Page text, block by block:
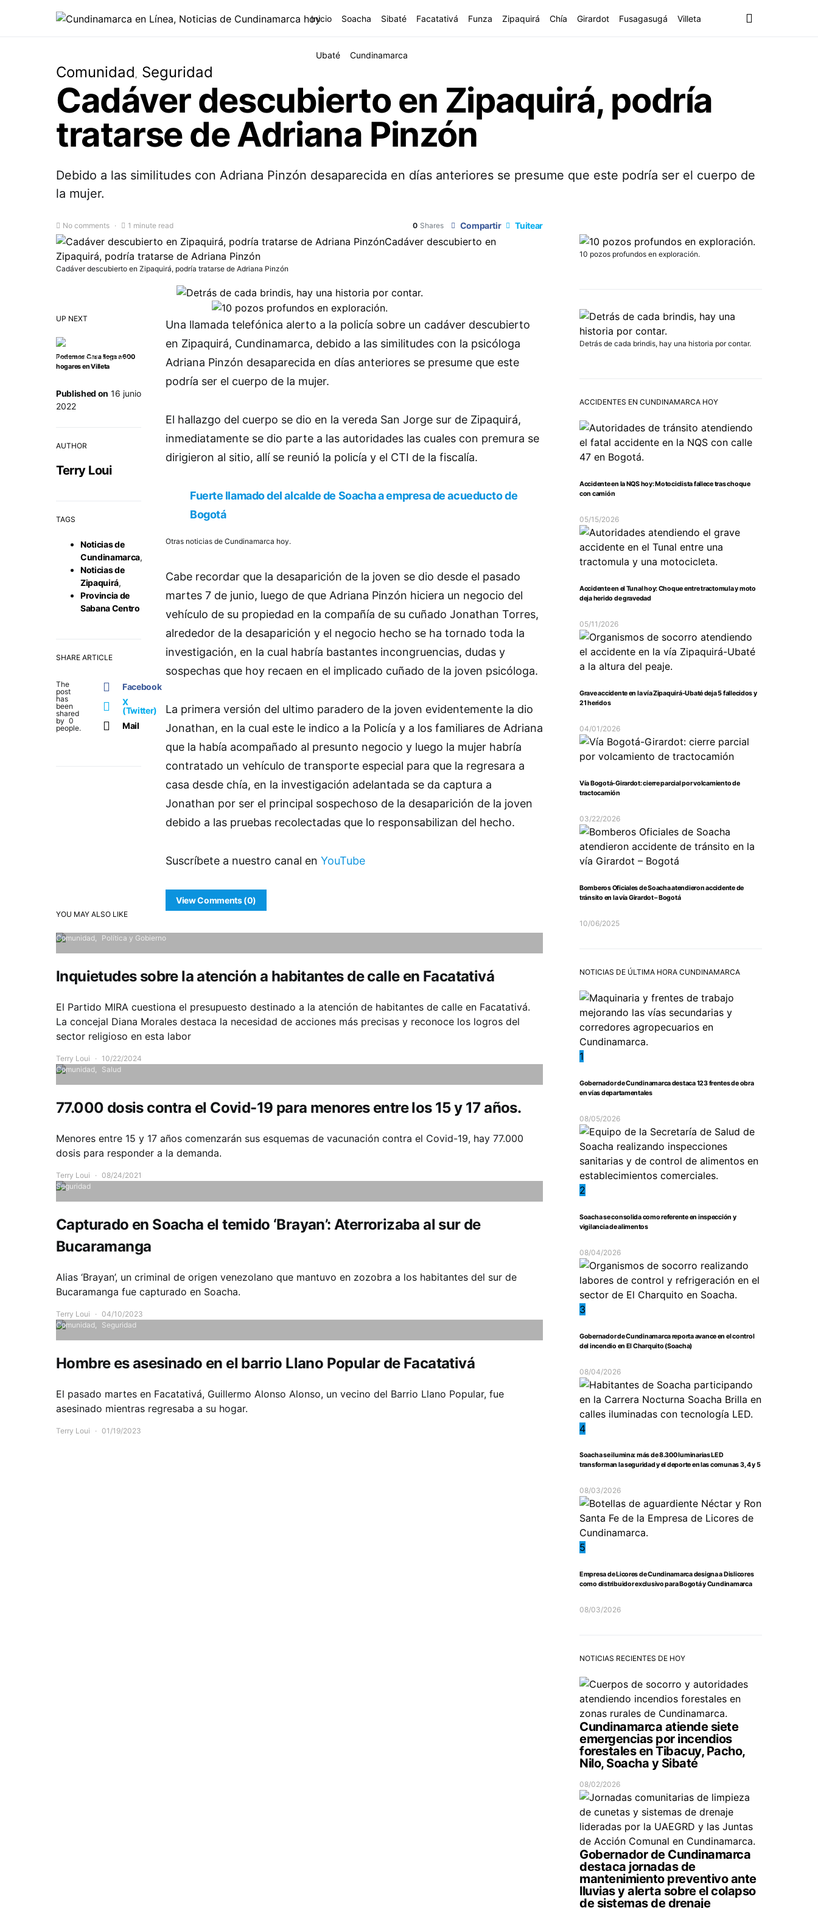
Inicio Soacha Sibaté Facatativá Funza Zipaquirá Chía Girardot Fusagasugá Villeta
Ubaté Cundinamarca
Comunidad Seguridad
Cadáver descubierto en Zipaquirá, podría
tratarse de Adriana Pinzón
Debido a las similitudes con Adriana Pinzón desaparecida en días anteriores se presume que este podría ser el cuerpo de
la mujer.
No comments 1 minute read 0 Shares Compartir Tuitear
Cadáver descubierto en Zipaquirá, podría tratarse de Adriana Pinzón
UP NEXT
Podemos Casa llega a 600
hogares en Villeta
Published on 16 junio
2022
AUTHOR
Terry Loui
TAGS
Noticias de
Cundinamarca,
Noticias de
Zipaquirá,
Provincia de
Sabana Centro
SHARE ARTICLE
The
post
has
been
shared
by 0
people.
Facebook
X
(Twitter)
Mail
Una llamada telefónica alerto a la policía sobre un cadáver descubierto
en Zipaquirá, Cundinamarca, debido a las similitudes con la psicóloga
Adriana Pinzón desaparecida en días anteriores se presume que este
podría ser el cuerpo de la mujer.
El hallazgo del cuerpo se dio en la vereda San Jorge sur de Zipaquirá,
inmediatamente se dio parte a las autoridades las cuales con premura se
dirigieron al sitio, allí se reunió la policía y el CTI de la fiscalía.
Fuerte llamado del alcalde de Soacha a empresa de acueducto de
Bogotá
Otras noticias de Cundinamarca hoy.
Cabe recordar que la desaparición de la joven se dio desde el pasado
martes 7 de junio, luego de que Adriana Pinzón hiciera un negocio del
vehículo de su propiedad en la compañía de su cuñado Jonathan Torres,
alrededor de la desaparición y el negocio hecho se ha tornado toda la
investigación, en la cual habría bastantes incongruencias, dudas y
sospechas que hoy recaen en el implicado cuñado de la joven psicóloga.
La primera versión del ultimo paradero de la joven evidentemente la dio
Jonathan, en la cual este le indico a la Policía y a los familiares de Adriana
que la había acompañado al presunto negocio y luego la mujer habría
contratado un vehículo de transporte especial para que la regresara a
casa desde chía, en la investigación adelantada se da captura a
Jonathan por ser el principal sospechoso de la desaparición de la joven
debido a las pruebas recolectadas que lo responsabilizan del hecho.
Suscríbete a nuestro canal en YouTube
View Comments (0)
YOU MAY ALSO LIKE
Comunidad Política y Gobierno
Inquietudes sobre la atención a habitantes de calle en Facatativá
El Partido MIRA cuestiona el presupuesto destinado a la atención de habitantes de calle en Facatativá.
La concejal Diana Morales destaca la necesidad de acciones más precisas y reconoce los logros del
sector religioso en esta labor
Terry Loui
10/22/2024
Comunidad
Salud
77.000 dosis contra el Covid-19 para menores entre los 15 y 17 años.
Menores entre 15 y 17 años comenzarán sus esquemas de vacunación contra el Covid-19, hay 77.000
dosis para responder a la demanda.
Terry Loui
08/24/2021
Seguridad
Capturado en Soacha el temido ‘Brayan’: Aterrorizaba al sur de
Bucaramanga
Alias ‘Brayan’, un criminal de origen venezolano que mantuvo en zozobra a los habitantes del sur de
Bucaramanga fue capturado en Soacha.
Terry Loui
04/10/2023
Comunidad
Seguridad
Hombre es asesinado en el barrio Llano Popular de Facatativá
El pasado martes en Facatativá, Guillermo Alonso Alonso, un vecino del Barrio Llano Popular, fue
asesinado mientras regresaba a su hogar.
Terry Loui 01/19/2023
10 pozos profundos en exploración.
Detrás de cada brindis, hay una historia por contar.
ACCIDENTES EN CUNDINAMARCA HOY
Accidente en la NQS hoy: Motociclista fallece tras choque
con camión
05/15/2026
Accidente en el Tunal hoy: Choque entre tractomula y moto
deja herido de gravedad
05/11/2026
Grave accidente en la vía Zipaquirá-Ubaté deja 5 fallecidos y
21 heridos
04/01/2026
Vía Bogotá-Girardot: cierre parcial por volcamiento de
tractocamión
03/22/2026
Bomberos Oficiales de Soacha atendieron accidente de
tránsito en la vía Girardot – Bogotá
10/06/2025
NOTICIAS DE ÚLTIMA HORA CUNDINAMARCA
1
Gobernador de Cundinamarca destaca 123 frentes de obra
en vías departamentales
08/05/2026
2
Soacha se consolida como referente en inspección y
vigilancia de alimentos
08/04/2026
3
Gobernador de Cundinamarca reporta avance en el control
del incendio en El Charquito (Soacha)
08/04/2026
4
Soacha se ilumina: más de 8.300 luminarias LED
transforman la seguridad y el deporte en las comunas 3, 4 y 5
08/03/2026
5
Empresa de Licores de Cundinamarca designa a Dislicores
como distribuidor exclusivo para Bogotá y Cundinamarca
08/03/2026
NOTICIAS RECIENTES DE HOY
Cundinamarca atiende siete
emergencias por incendios
forestales en Tibacuy, Pacho,
Nilo, Soacha y Sibaté
08/02/2026
Gobernador de Cundinamarca
destaca jornadas de
mantenimiento preventivo ante
lluvias y alerta sobre el colapso
de sistemas de drenaje